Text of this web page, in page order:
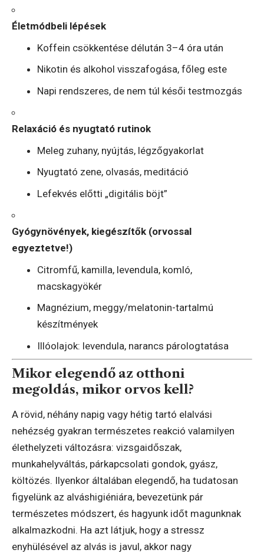
Életmódbeli lépések
Koffein csökkentése délután 3–4 óra után
Nikotin és alkohol visszafogása, főleg este
Napi rendszeres, de nem túl késői testmozgás
Relaxáció és nyugtató rutinok
Meleg zuhany, nyújtás, légzőgyakorlat
Nyugtató zene, olvasás, meditáció
Lefekvés előtti „digitális böjt”
Gyógynövények, kiegészítők (orvossal
egyeztetve!)
Citromfű, kamilla, levendula, komló,
macskagyökér
Magnézium, meggy/melatonin-tartalmú
készítmények
Illóolajok: levendula, narancs párologtatása
Mikor elegendő az otthoni
megoldás, mikor orvos kell?
A rövid, néhány napig vagy hétig tartó elalvási
nehézség gyakran természetes reakció valamilyen
élethelyzeti változásra: vizsgaidőszak,
munkahelyváltás, párkapcsolati gondok, gyász,
költözés. Ilyenkor általában elegendő, ha tudatosan
figyelünk az alváshigiéniára, bevezetünk pár
természetes módszert, és hagyunk időt magunknak
alkalmazkodni. Ha azt látjuk, hogy a stressz
enyhülésével az alvás is javul, akkor nagy